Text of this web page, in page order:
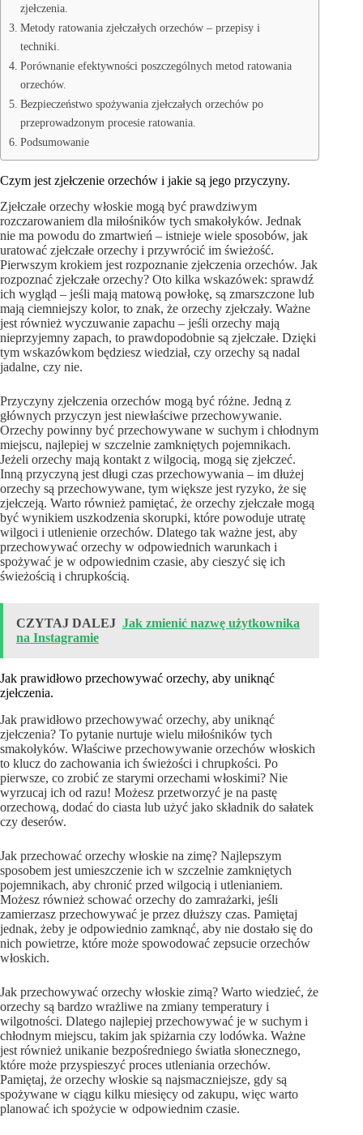
zjełczenia.
Metody ratowania zjełczałych orzechów – przepisy i
techniki.
Porównanie efektywności poszczególnych metod ratowania
orzechów.
Bezpieczeństwo spożywania zjełczałych orzechów po
przeprowadzonym procesie ratowania.
Podsumowanie
Czym jest zjełczenie orzechów i jakie są jego przyczyny.
Zjełczałe orzechy włoskie mogą być prawdziwym
rozczarowaniem dla miłośników tych smakołyków. Jednak
nie ma powodu do zmartwień – istnieje wiele sposobów, jak
uratować zjełczałe orzechy i przywrócić im świeżość.
Pierwszym krokiem jest rozpoznanie zjełczenia orzechów. Jak
rozpoznać zjełczałe orzechy? Oto kilka wskazówek: sprawdź
ich wygląd – jeśli mają matową powłokę, są zmarszczone lub
mają ciemniejszy kolor, to znak, że orzechy zjełczały. Ważne
jest również wyczuwanie zapachu – jeśli orzechy mają
nieprzyjemny zapach, to prawdopodobnie są zjełczałe. Dzięki
tym wskazówkom będziesz wiedział, czy orzechy są nadal
jadalne, czy nie.
Przyczyny zjełczenia orzechów mogą być różne. Jedną z
głównych przyczyn jest niewłaściwe przechowywanie.
Orzechy powinny być przechowywane w suchym i chłodnym
miejscu, najlepiej w szczelnie zamkniętych pojemnikach.
Jeżeli orzechy mają kontakt z wilgocią, mogą się zjełczeć.
Inną przyczyną jest długi czas przechowywania – im dłużej
orzechy są przechowywane, tym większe jest ryzyko, że się
zjełczeją. Warto również pamiętać, że orzechy zjełczałe mogą
być wynikiem uszkodzenia skorupki, które powoduje utratę
wilgoci i utlenienie orzechów. Dlatego tak ważne jest, aby
przechowywać orzechy w odpowiednich warunkach i
spożywać je w odpowiednim czasie, aby cieszyć się ich
świeżością i chrupkością.
CZYTAJ DALEJ Jak zmienić nazwę użytkownika
na Instagramie
Jak prawidłowo przechowywać orzechy, aby uniknąć
zjełczenia.
Jak prawidłowo przechowywać orzechy, aby uniknąć
zjełczenia? To pytanie nurtuje wielu miłośników tych
smakołyków. Właściwe przechowywanie orzechów włoskich
to klucz do zachowania ich świeżości i chrupkości. Po
pierwsze, co zrobić ze starymi orzechami włoskimi? Nie
wyrzucaj ich od razu! Możesz przetworzyć je na pastę
orzechową, dodać do ciasta lub użyć jako składnik do sałatek
czy deserów.
Jak przechować orzechy włoskie na zimę? Najlepszym
sposobem jest umieszczenie ich w szczelnie zamkniętych
pojemnikach, aby chronić przed wilgocią i utlenianiem.
Możesz również schować orzechy do zamrażarki, jeśli
zamierzasz przechowywać je przez dłuższy czas. Pamiętaj
jednak, żeby je odpowiednio zamknąć, aby nie dostało się do
nich powietrze, które może spowodować zepsucie orzechów
włoskich.
Jak przechowywać orzechy włoskie zimą? Warto wiedzieć, że
orzechy są bardzo wrażliwe na zmiany temperatury i
wilgotności. Dlatego najlepiej przechowywać je w suchym i
chłodnym miejscu, takim jak spiżarnia czy lodówka. Ważne
jest również unikanie bezpośredniego światła słonecznego,
które może przyspieszyć proces utleniania orzechów.
Pamiętaj, że orzechy włoskie są najsmaczniejsze, gdy są
spożywane w ciągu kilku miesięcy od zakupu, więc warto
planować ich spożycie w odpowiednim czasie.